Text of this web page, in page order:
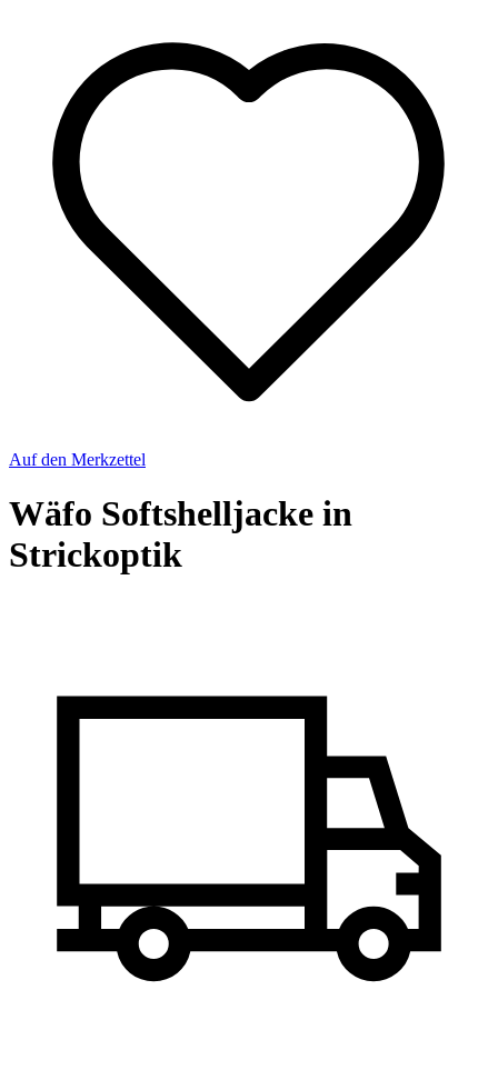
Auf den Merkzettel
Wäfo Softshelljacke in
Strickoptik